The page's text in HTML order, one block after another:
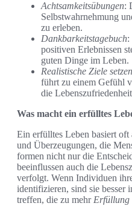
Achtsamkeitsübungen:
Selbstwahrnehmung
zu erleben.
Dankbarkeitstagebuch:
positiven Erlebnissen
guten Dinge im Leben.
Realistische Ziele setzen
führt zu einem Gefühl
die
Was macht ein erfülltes
Ein erfülltes Leben basiert oft
und Überzeugungen, die
formen nicht nur die
beeinflussen auch die
verfolgt. Wenn Individuen
identifizieren, sind sie besser
treffen, die zu mehr Erfüllung